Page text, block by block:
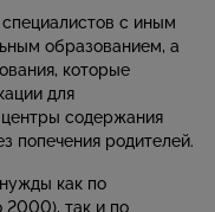
с иным
образованием, а
которые
для
содержания
попечения родителей.
как по
2000), так и по